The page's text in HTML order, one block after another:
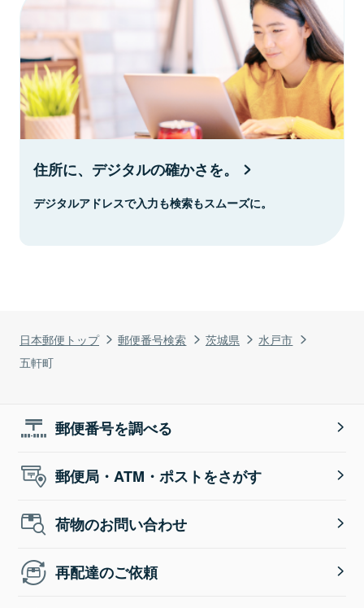
日本郵便トップ 郵便番号検索 茨城県
水戸市
五軒町
住所に、デジタルの確かさを。
デジタルアドレスで入力も検索もスムーズに。
郵便番号を調べる
郵便局・ATM・ポストをさがす
荷物のお問い合わせ
再配達のご依頼